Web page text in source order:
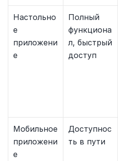
Настольно
е
приложени
е
Полный
функциона
л, быстрый
доступ
Мобильное
приложени
е
Доступнос
ть в пути